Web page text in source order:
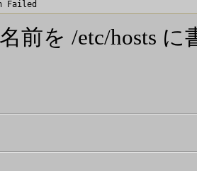
前を /etc/hosts